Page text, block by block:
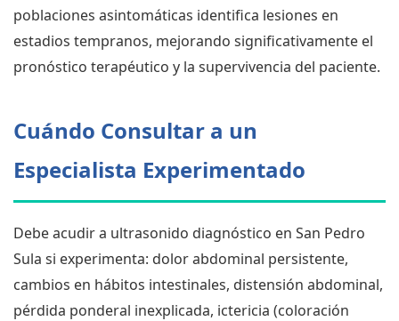
poblaciones asintomáticas identifica lesiones en
estadios tempranos, mejorando significativamente el
pronóstico terapéutico y la supervivencia del paciente.
Cuándo Consultar a un
Especialista Experimentado
Debe acudir a ultrasonido diagnóstico en San Pedro
Sula si experimenta: dolor abdominal persistente,
cambios en hábitos intestinales, distensión abdominal,
pérdida ponderal inexplicada, ictericia (coloración